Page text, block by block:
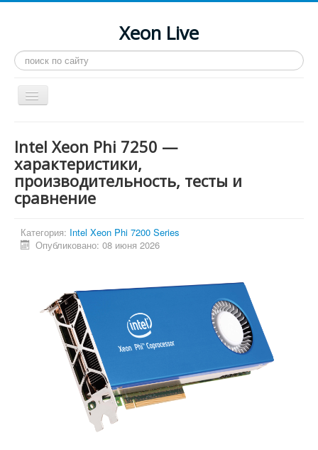
Xeon Live
Искать...
Toggle
Navigation
LGA 2011-3
LGA 2011
Процессоры
Инструкции
Рейтинги
Системные программы
Intel Xeon Phi 7250 —
характеристики,
производительность, тесты и
сравнение
Категория: Intel Xeon Phi 7200 Series
Опубликовано: 08 июня 2026